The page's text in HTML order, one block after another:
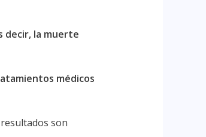
decir, la muerte
médicos
son